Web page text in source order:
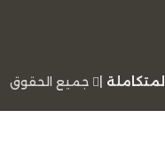
ﺟﻤﻴﻊ اﻟﺤﻘﻮق